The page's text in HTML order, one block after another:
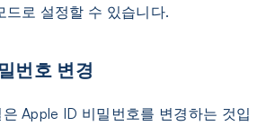
드로 설정할 수 있습니다.
번호 변경
Apple ID 비밀번호를 변경하는 것입